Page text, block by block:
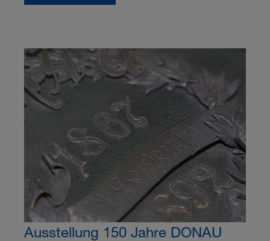
Ausstellung 150 Jahre DONAU